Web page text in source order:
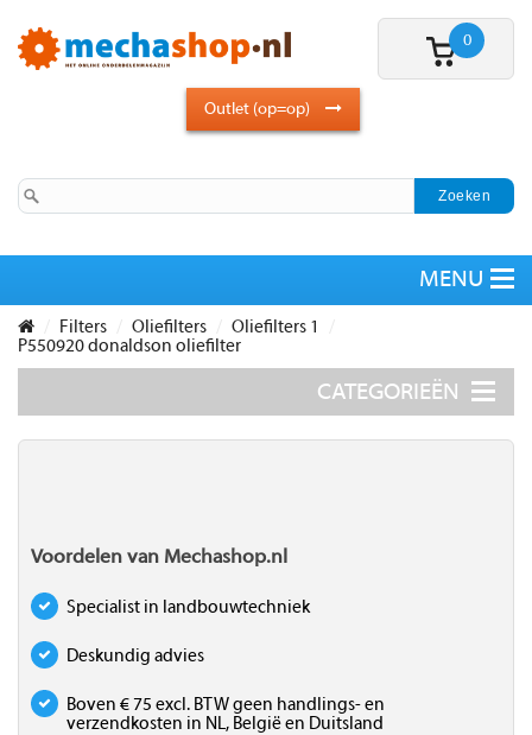
0
Outlet (op=op)
Filters Oliefilters
Oliefilters 1
P550920 donaldson oliefilter
Voordelen van Mechashop.nl
Specialist in landbouwtechniek
Deskundig advies
Boven € 75 excl. BTW geen handlings- en
verzendkosten in NL, België en Duitsland